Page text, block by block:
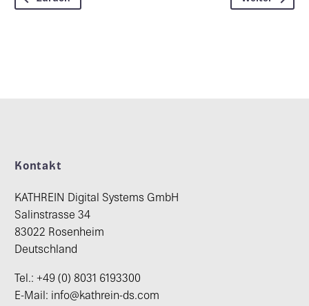
Kontakt
KATHREIN Digital Systems GmbH
Salinstrasse 34
83022 Rosenheim
Deutschland
Tel.: +49 (0) 8031 6193300
E-Mail: info@kathrein-ds.com